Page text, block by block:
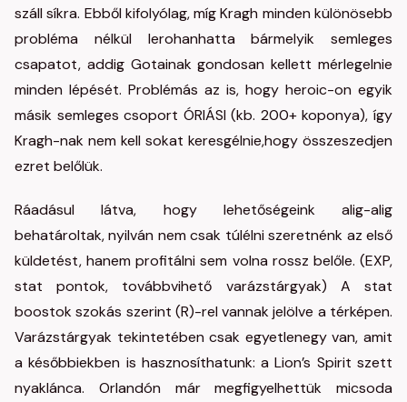
száll síkra. Ebből kifolyólag, míg Kragh minden különösebb
probléma nélkül lerohanhatta bármelyik semleges
csapatot, addig Gotainak gondosan kellett mérlegelnie
minden lépését. Problémás az is, hogy heroic-on egyik
másik semleges csoport ÓRIÁSI (kb. 200+ koponya), így
Kragh-nak nem kell sokat keresgélnie,hogy összeszedjen
ezret belőlük.
Ráadásul látva, hogy lehetőségeink alig-alig
behatároltak, nyilván nem csak túlélni szeretnénk az első
küldetést, hanem profitálni sem volna rossz belőle. (EXP,
stat pontok, továbbvihető varázstárgyak) A stat
boostok szokás szerint (R)-rel vannak jelölve a térképen.
Varázstárgyak tekintetében csak egyetlenegy van, amit
a későbbiekben is hasznosíthatunk: a Lion’s Spirit szett
nyaklánca. Orlandón már megfigyelhettük micsoda